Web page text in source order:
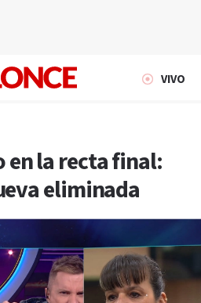
VIVO
en la recta final:
eliminada